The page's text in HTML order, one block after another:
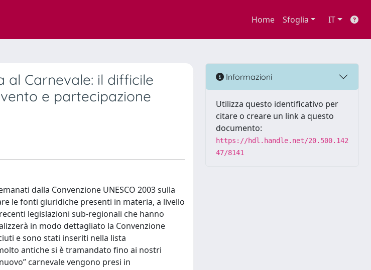
Home Sfoglia IT
al Carnevale: il difficile
e partecipazione
dalla Convenzione UNESCO 2003 sulla
le fonti giuridiche presenti in materia, a livello
legislazioni sub-regionali che hanno
in modo dettagliato la Convenzione
e sono stati inseriti nella lista
antiche si è tramandato fino ai nostri
carnevale vengono presi in
Informazioni
Utilizza questo identificativo per
citare o creare un link a questo
documento:
https://hdl.handle.net/20.500.142
47/8141